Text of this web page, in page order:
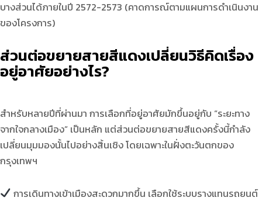
บางส่วนได้ภายในปี 2572-2573 (คาดการณ์ตามแผนการดำเนินงาน
ของโครงการ)
ส่วนต่อขยายสายสีแดงเปลี่ยนวิธีคิดเรื่อง
อยู่อาศัยอย่างไร?
สำหรับหลายปีที่ผ่านมา การเลือกที่อยู่อาศัยมักขึ้นอยู่กับ “ระยะทาง
จากใจกลางเมือง” เป็นหลัก แต่ส่วนต่อขยายสายสีแดงครั้งนี้กำลัง
เปลี่ยนมุมมองนั้นไปอย่างสิ้นเชิง โดยเฉพาะในฝั่งตะวันตกของ
กรุงเทพฯ
การเดินทางเข้าเมืองสะดวกมากขึ้น เลือกใช้ระบบรางแทนรถยนต์